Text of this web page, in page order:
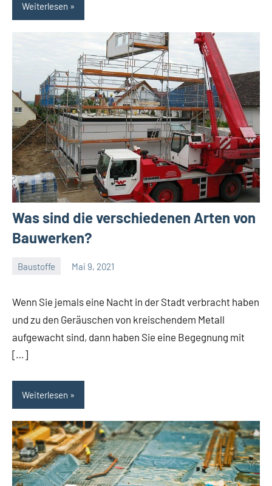
Weiterlesen
Was sind die verschiedenen Arten von
Bauwerken?
Baustoffe Mai 9, 2021
Wenn Sie jemals eine Nacht in der Stadt verbracht haben
und zu den Geräuschen von kreischendem Metall
aufgewacht sind, dann haben Sie eine Begegnung mit
[…]
Weiterlesen